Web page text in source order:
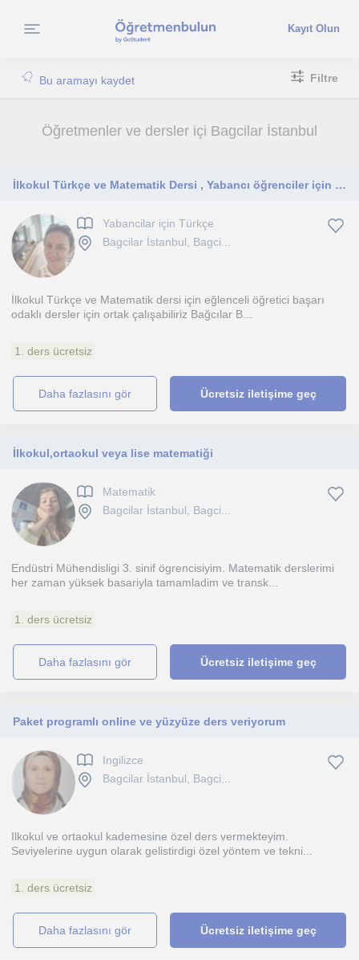
Kayıt Olun
Bu aramayı kaydet Filtre
Öğretmenler ve dersler içi Bagcilar İstanbul
İlkokul Türkçe ve Matematik Dersi , Yabancı öğrenciler için Türkçe eğitim, Okuma yazma öğretimi kadrolu başöğretmenden
Yabancilar için Türkçe
Bagcilar İstanbul, Bagci...
İlkokul Türkçe ve Matematik dersi için eğlenceli öğretici başarı
odaklı dersler için ortak çalışabiliriz Bağcılar B...
1. ders ücretsiz
daha fazlasını gör Ücretsiz iletişime geç
İlkokul,ortaokul veya lise matematiği
Matematik
Bagcilar İstanbul, Bagci...
Endüstri Mühendisligi 3. sinif ögrencisiyim. Matematik derslerimi
her zaman yüksek basariyla tamamladim ve transk...
1. ders ücretsiz
daha fazlasını gör Ücretsiz iletişime geç
Paket programlı online ve yüzyüze ders veriyorum
Ingilizce
Bagcilar İstanbul, Bagci...
Ilkokul ve ortaokul kademesine özel ders vermekteyim.
Seviyelerine uygun olarak gelistirdigi özel yöntem ve tekni...
1. ders ücretsiz
daha fazlasını gör Ücretsiz iletişime geç